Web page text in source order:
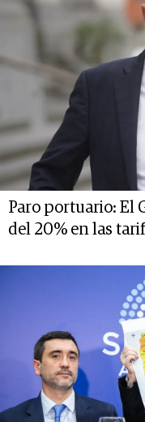
Paro portuario: El
del 20% en las